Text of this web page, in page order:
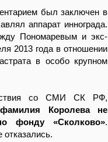
был заключен в
аппарат иннограда.
Пономаревым и экс-
2013 года в отношении
в особо крупном
со СМИ СК РФ,
фамилия Королева не
фонду «Сколково».